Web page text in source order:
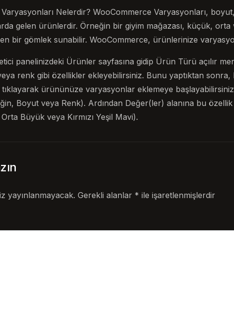
Nelerdir? WooCommerce Varyasyonları,
gelen ürünlerdir. Örneğin bir giyim mağazası, küçük,
bir gömlek sunabilir. WooCommerce, ürünlerinize
panelinizdeki Ürünler sayfasına gidip Ürün Türü açılır
renk gibi özellikler ekleyebilirsiniz. Bunu yaptıktan
ürününüze varyasyonlar eklemeye
Boyut veya Renk). Ardından Değer(ler) alanına bu
Büyük veya Kırmızı Yeşil Mavi).
yayınlanmayacak. Gerekli alanlar * ile işaretlenmişlerdir